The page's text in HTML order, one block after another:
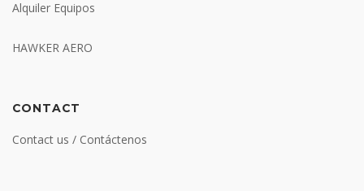
Alquiler Equipos
HAWKER AERO
CONTACT
Contact us / Contáctenos